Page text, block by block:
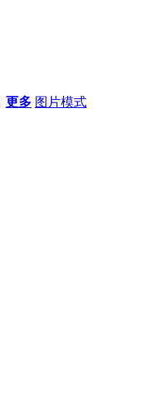
更多 图片模式